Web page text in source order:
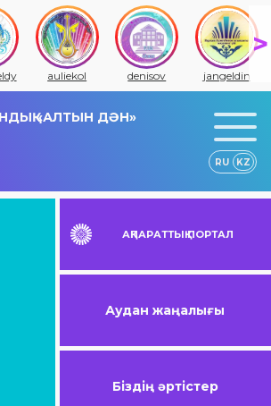
auliekol denisov jangeldin
«АЛТЫН ДӘН»
RU KZ
АҚПАРАТТЫҚ ПОРТАЛ
Аудан жаңалығы
Біздің әртістер